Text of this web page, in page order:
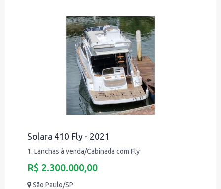
Solara 410 Fly - 2021
1. Lanchas à venda/Cabinada com Fly
R$ 2.300.000,00
São Paulo/SP